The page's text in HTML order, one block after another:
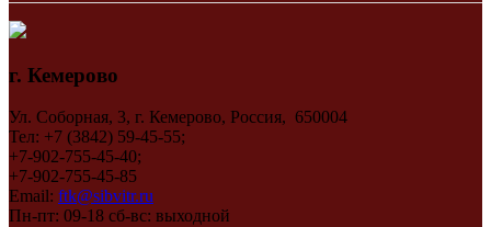
г. Кемерово
Ул. Соборная, 3, г. Кемерово, Россия, 650004
Тел: +7 (3842) 59-45-55;
+7-902-755-45-40;
+7-902-755-45-85
Email: ftk@sibvitr.ru
Пн-пт: 09-18 сб-вс: выходной